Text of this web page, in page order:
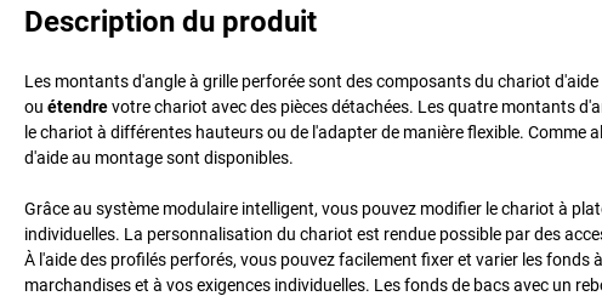
Description du produit
Les montants d'angle à grille perforée sont des composants du chariot
ou étendrevotre chariot avec des pièces détachées. Les quatre montants
le chariot à différentes hauteurs ou de l'adapter de manière flexible.
d'aide au montage sont disponibles.
Grâce au système modulaire intelligent, vous pouvez modifier le chariot à
individuelles. La personnalisation du chariot est rendue possible par des
À l'aide des profilés perforés, vous pouvez facilement fixer et varier les
marchandises et à vos exigences individuelles. Les fonds de bacs avec un